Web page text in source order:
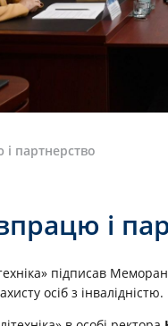
партнерство
і
підписав
осіб з інвалідністю.